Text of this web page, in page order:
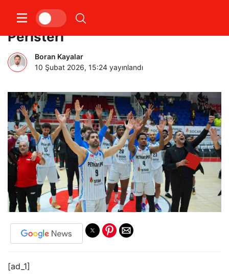
Aliağa Petkimspor’un konuğu
Peristeri
Boran Kayalar
10 Şubat 2026, 15:24 yayınlandı
[ad_1]